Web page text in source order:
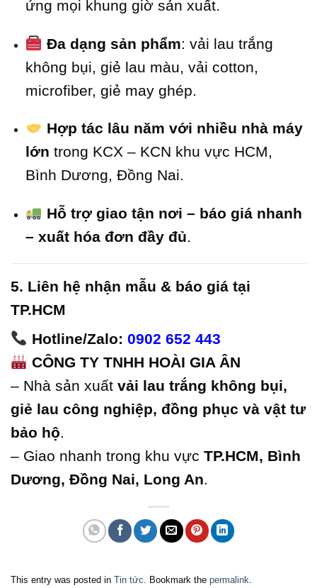
ứng mọi khung giờ sản xuất.
Đa dạng sản phẩm: vải lau trắng
không bụi, giẻ lau màu, vải cotton,
microfiber, giẻ may ghép.
Hợp tác lâu năm với nhiều nhà máy
lớn trong KCX – KCN khu vực HCM,
Bình Dương, Đồng Nai.
Hỗ trợ giao tận nơi – báo giá nhanh
– xuất hóa đơn đầy đủ.
5. Liên hệ nhận mẫu & báo giá tại
TP.HCM
Hotline/Zalo: 0902 652 443
CÔNG TY TNHH HOÀI GIA ÂN
– Nhà sản xuất vải lau trắng không bụi,
giẻ lau công nghiệp, đồng phục và vật tư
bảo hộ.
– Giao nhanh trong khu vực TP.HCM, Bình
Dương, Đồng Nai, Long An.
This entry was posted in Tin tức. Bookmark the permalink.